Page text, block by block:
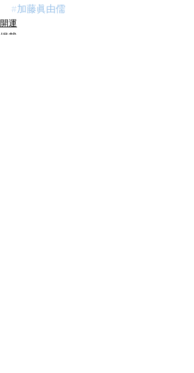
#加藤眞由儒
開運
掲載